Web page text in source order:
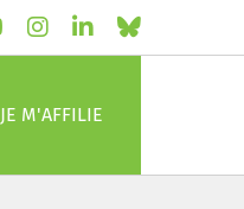
JE M'AFFILIE